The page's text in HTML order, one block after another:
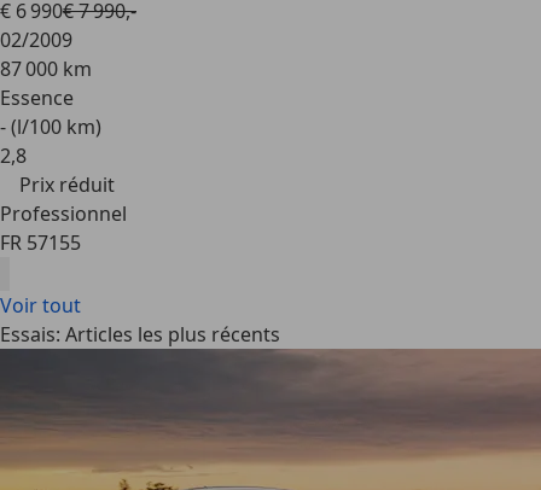
€ 6 990€ 7 990,-
02/2009
87 000 km
Essence
- (l/100 km)
2,8
Prix réduit
Professionnel
FR 57155
Voir tout
Essais: Articles les plus récents